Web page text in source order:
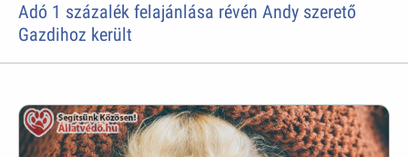
Adó 1 százalék felajánlása révén Andy szerető
Gazdihoz került